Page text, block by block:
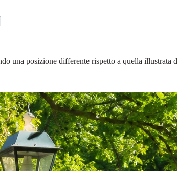
una posizione differente rispetto a quella illustrata